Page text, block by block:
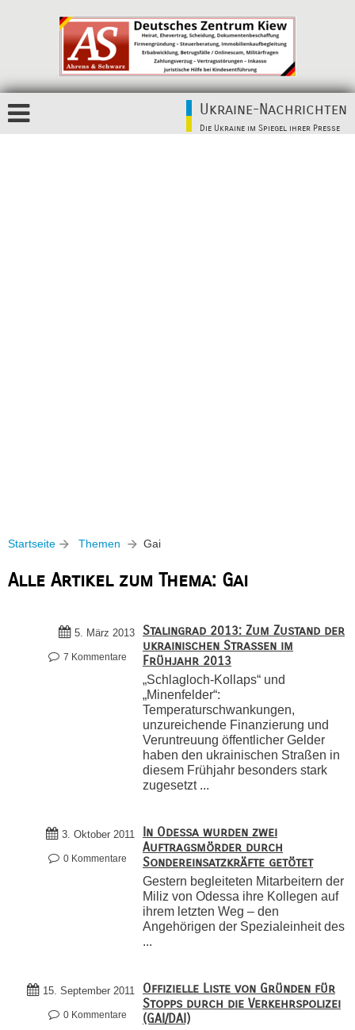
Ukraine-Nachrichten
Die Ukraine im Spiegel ihrer Presse
Startseite Themen Gai
Alle Artikel zum Thema: Gai
5. März 2013
7 Kommentare
Stalingrad 2013: Zum Zustand der
ukrainischen Straßen im
Frühjahr 2013
„Schlagloch-Kollaps“ und
„Minenfelder“:
Temperaturschwankungen,
unzureichende Finanzierung und
Veruntreuung öffentlicher Gelder
haben den ukrainischen Straßen in
diesem Frühjahr besonders stark
zugesetzt ...
3. Oktober 2011
0 Kommentare
In Odessa wurden zwei
Auftragsmörder durch
Sondereinsatzkräfte getötet
Gestern begleiteten Mitarbeitern der
Miliz von Odessa ihre Kollegen auf
ihrem letzten Weg – den
Angehörigen der Spezialeinheit des
...
15. September 2011
0 Kommentare
Offizielle Liste von Gründen für
Stopps durch die Verkehrspolizei
(GAI/DAI)